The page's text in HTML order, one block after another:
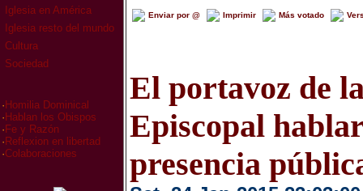
Iglesia en América
Iglesia resto del mundo
Cultura
Sociedad
· Homilia Dominical
· Hablan los Obispos
· Fe y Razón
· Reflexion en libertad
·Colaboraciones
Enviar por @ Imprimir Más votado
El portavoz de
Episcopal
presencia